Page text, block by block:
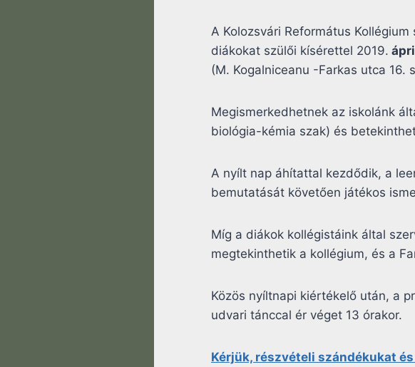
A Kolozsvári Református
diákokat szülői kísérettel 2019.
(M. Kogalniceanu -Farkas utca 16.
Megismerkedhetnek az iskolánk
biológia-kémia szak) és
A nyílt nap áhítattal kezdődik, a
bemutatását követően játékos
Míg a diákok kollégistáink által
megtekinthetik a kollégium, és a
Közös nyíltnapi kiértékelő után, a
udvari tánccal ér véget 13 órakor.
Kérjük, részvételi szándékukat